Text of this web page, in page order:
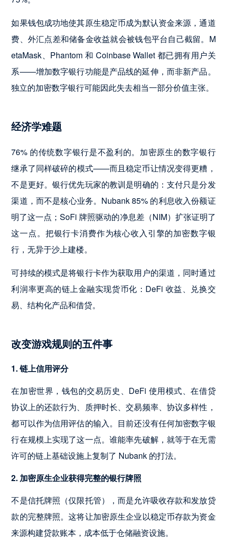
如果钱包成功地使其原生稳定币成为默认资金来源，通道
费、外汇点差和储备金收益就会被钱包平台自己截留。M
etaMask、Phantom 和 Coinbase Wallet 都已拥有用户关
系——增加数字银行功能是产品线的延伸，而非新产品。
独立的加密数字银行可能因此失去相当一部分价值主张。
经济学难题
76% 的传统数字银行是不盈利的。加密原生的数字银行
继承了同样破碎的模式——而且稳定币让情况变得更糟，
不是更好。银行优先玩家的教训是明确的：支付只是分发
渠道，而不是核心业务。Nubank 85% 的利息收入份额证
明了这一点；SoFi 牌照驱动的净息差（NIM）扩张证明了
这一点。把银行卡消费作为核心收入引擎的加密数字银
行，无异于沙上建楼。
可持续的模式是将银行卡作为获取用户的渠道，同时通过
利润率更高的链上金融实现货币化：DeFi 收益、兑换交
易、结构化产品和借贷。
改变游戏规则的五件事
1. 链上信用评分
在加密世界，钱包的交易历史、DeFi 使用模式、在借贷
协议上的还款行为、质押时长、交易频率、协议多样性，
都可以作为信用评估的输入。目前还没有任何加密数字银
行在规模上实现了这一点。谁能率先破解，就等于在无需
许可的链上基础设施上复制了 Nubank 的打法。
2. 加密原生企业获得完整的银行牌照
不是信托牌照（仅限托管），而是允许吸收存款和发放贷
款的完整牌照。这将让加密原生企业以稳定币存款为资金
来源构建贷款账本，成本低于仓储融资设施。